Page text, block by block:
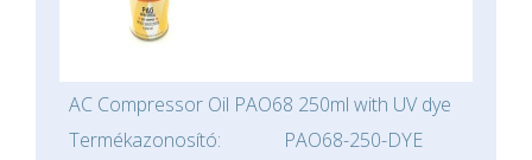
AC Compressor Oil PAO68 250ml with UV dye
Termékazonosító:
PAO68-250-DYE